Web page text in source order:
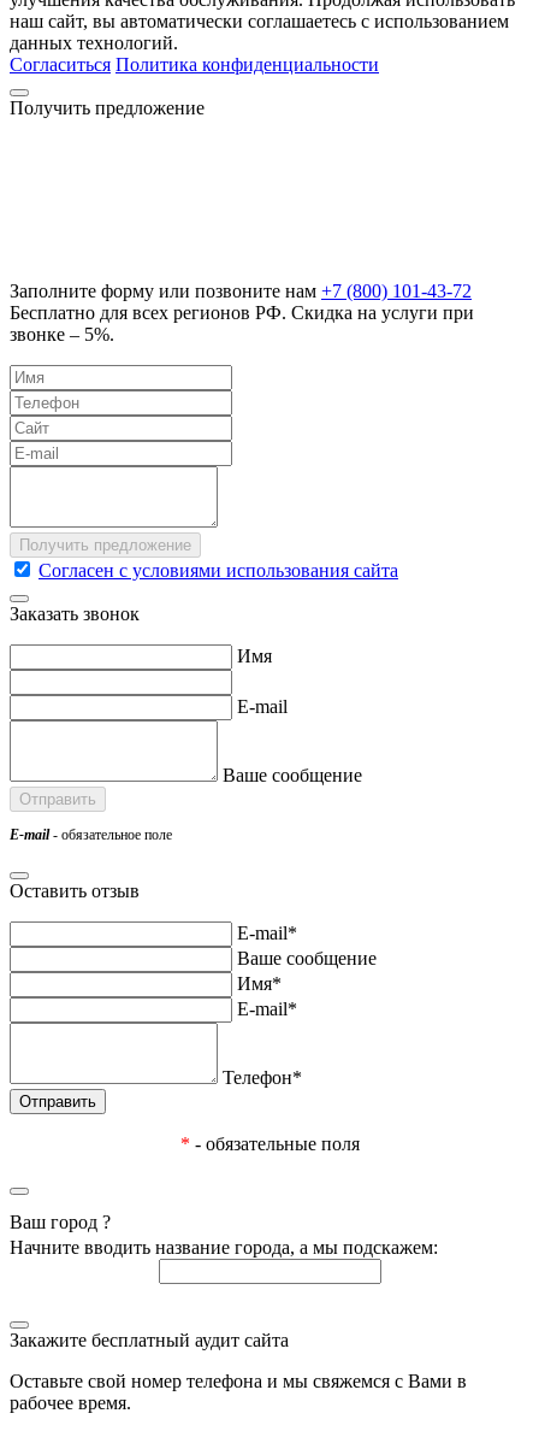
наш сайт, вы автоматически соглашаетесь с использованием
данных технологий.
Согласиться Политика конфиденциальности
Получить предложение
Заполните форму или позвоните нам +7 (800) 101-43-72
Бесплатно для всех регионов РФ. Скидка на услуги при
звонке – 5%.
Согласен с условиями использования сайта
Заказать звонок
Имя
E-mail
Ваше сообщение
E-mail- обязательное поле
Оставить отзыв
E-mail*
Ваше сообщение
Имя*
E-mail*
Телефон*
* - обязательные поля
Ваш город ?
Начните вводить название города, а мы подскажем:
Закажите бесплатный аудит сайта
Оставьте свой номер телефона и мы свяжемся с Вами в
рабочее время.